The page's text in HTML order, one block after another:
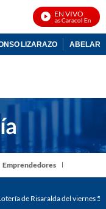
EN VIVO
Noticias Caracol En Vivo
LIZARAZO
Emprendedores
de Risaralda del viernes